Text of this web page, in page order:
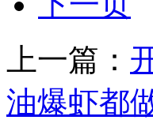
上一篇：
油爆虾都